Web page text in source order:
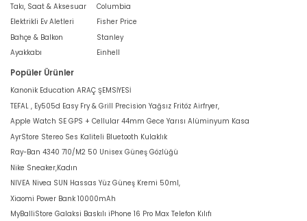
Takı, Saat & Aksesuar
Elektrikli Ev Aletleri
Bahçe & Balkon
Ayakkabı
Columbia
Fisher Price
Stanley
Einhell
Popüler Ürünler
Kanonik Education ARAÇ ŞEMSİYESİ
TEFAL , Ey505d Easy Fry & Grill Precision Yağsız Fritöz Airfryer,
Apple Watch SE GPS + Cellular 44mm Gece Yarısı Alüminyum Kasa
AyrStore Stereo Ses Kaliteli Bluetooth Kulaklık
Ray-Ban 4340 710/M2 50 Unisex Güneş Gözlüğü
Nike Sneaker,Kadın
NIVEA Nivea SUN Hassas Yüz Güneş Kremi 50ml,
Xiaomi Power Bank 10000mAh
MyBalliStore Galaksi Baskılı iPhone 16 Pro Max Telefon Kılıfı